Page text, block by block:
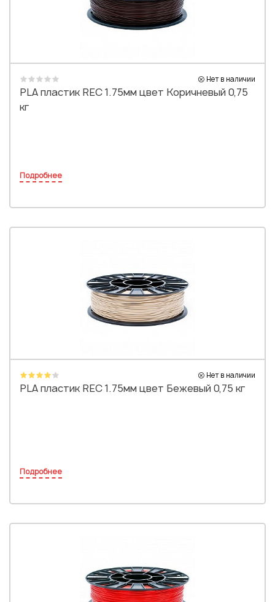
Нет в наличии
PLA пластик REC 1.75мм цвет Коричневый 0,75
кг
Подробнее
Нет в наличии
PLA пластик REC 1.75мм цвет Бежевый 0,75 кг
Подробнее